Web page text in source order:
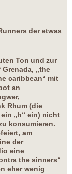
der etwas
Ton und zur
„the
caribbean“ mit
an
Rhum (die
„h“ ein) nicht
konsumieren.
am
der
eine
the sinners“
eher wenig